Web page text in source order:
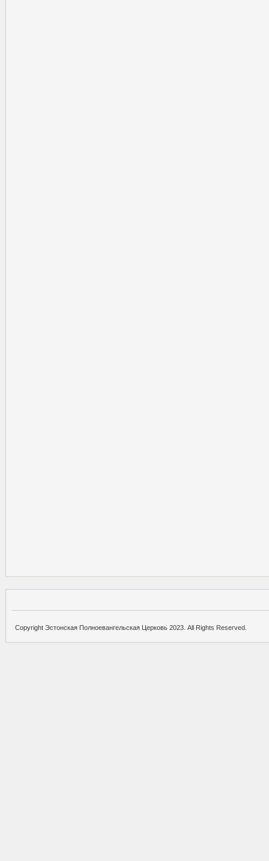
Copyright Эстонская Полноевангельская Церковь 2023. All Rights Reserved.